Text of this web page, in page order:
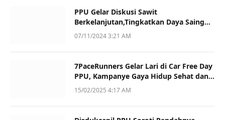
PPU Gelar Diskusi Sawit
Berkelanjutan,Tingkatkan Daya Saing
dan Kualitas
07/11/2024 3:21 AM
7PaceRunners Gelar Lari di Car Free Day
PPU, Kampanye Gaya Hidup Sehat dan
Dukung UMKM
15/02/2025 4:17 AM